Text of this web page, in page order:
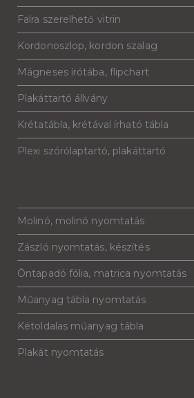
Falra szerelhető vitrin
Kordonoszlop, kordon szalag
Mágneses írótába, flipchart
Plakáttartó állvány
Krétatábla, krétával írható tábla
Plexi szórólaptartó, plakáttartó
Molinó, molinó nyomtatás
Zászló nyomtatás, készítés
Öntapadó fólia, matrica nyomtatás
Műanyag tábla nyomtatás
Kétoldalas műanyag tábla
Plakát nyomtatás